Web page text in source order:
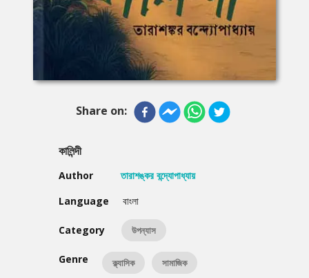
Share on:
কালিন্দী
Author
তারাশঙ্কর বন্দ্যোপাধ্যায়
Language
বাংলা
Category উপন্যাস
Genre ক্ল্যাসিক সামাজিক